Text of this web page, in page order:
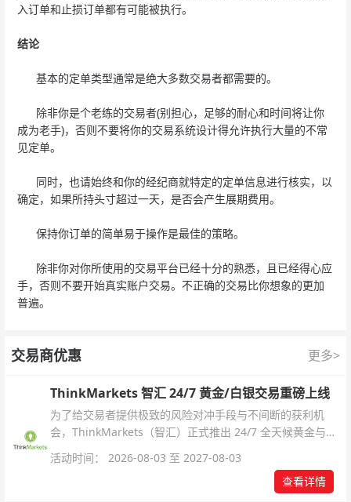
入订单和止损订单都有可能被执行。
结论
基本的定单类型通常是绝大多数交易者都需要的。
除非你是个老练的交易者(别担心，足够的耐心和时间将让你
成为老手)，否则不要将你的交易系统设计得允许执行大量的不常
见定单。
同时，也请始终和你的经纪商就特定的定单信息进行核实，以
确定，如果所持头寸超过一天，是否会产生展期费用。
保持你订单的简单易于操作是最佳的策略。
除非你对你所使用的交易平台已经十分的熟悉，且已经得心应
手，否则不要开始真实账户交易。不正确的交易比你想象的更加
普遍。
交易商优惠 更多>
ThinkMarkets 智汇 24/7 黄金/白银交易重磅上线
为了给交易者提供极致的风险对冲手段与不间断的获利机
会，ThinkMarkets（智汇）正式推出 24/7 全天候黄金与白
杆配置、支持软件及交易细则。
活动时间： 2026-08-03 至 2027-08-03
查看详情